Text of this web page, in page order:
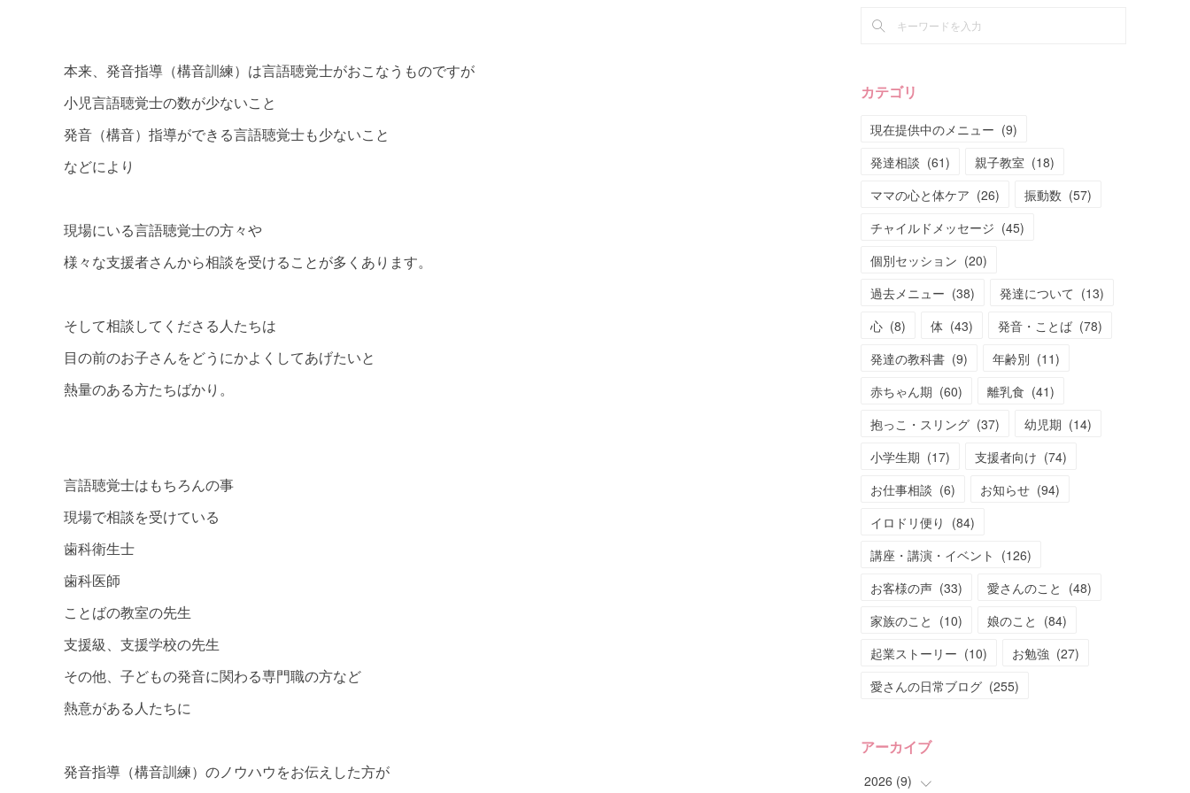
本来、発音指導（構音訓練）は言語聴覚士がおこなうものですが
小児言語聴覚士の数が少ないこと
発音（構音）指導ができる言語聴覚士も少ないこと
などにより
現場にいる言語聴覚士の方々や
様々な支援者さんから相談を受けることが多くあります。
そして相談してくださる人たちは
目の前のお子さんをどうにかよくしてあげたいと
熱量のある方たちばかり。
言語聴覚士はもちろんの事
現場で相談を受けている
歯科衛生士
歯科医師
ことばの教室の先生
支援級、支援学校の先生
その他、子どもの発音に関わる専門職の方など
熱意がある人たちに
発音指導（構音訓練）のノウハウをお伝えした方が
カテゴリ
現在提供中のメニュー (9)
発達相談 (61) 親子教室 (18)
ママの心と体ケア (26) 振動数 (57)
チャイルドメッセージ (45)
個別セッション (20)
過去メニュー (38) 発達について (13)
心 (8) 体 (43) 発音・ことば (78)
発達の教科書 (9) 年齢別 (11)
赤ちゃん期 (60) 離乳食 (41)
抱っこ・スリング (37) 幼児期 (14)
小学生期 (17) 支援者向け (74)
お仕事相談 (6) お知らせ (94)
イロドリ便り (84)
講座・講演・イベント (126)
お客様の声 (33) 愛さんのこと (48)
家族のこと (10) 娘のこと (84)
起業ストーリー (10) お勉強 (27)
愛さんの日常ブログ (255)
アーカイブ
2026 (9)